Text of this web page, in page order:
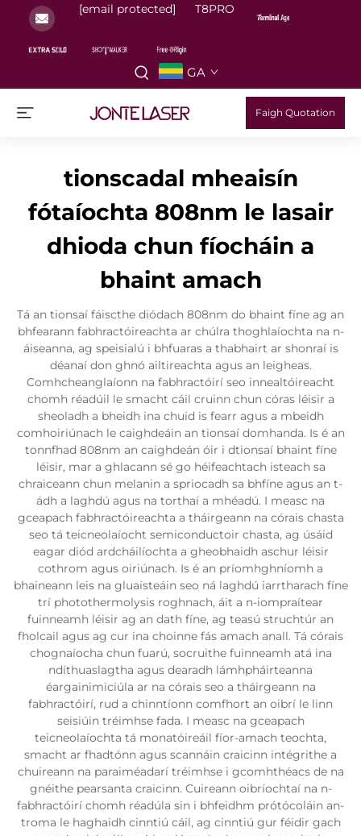
[email protected] T8PRO
GA
Faigh Quotation
tionscadal mheaisín
fótaíochta 808nm le lasair
dhioda chun fíocháin a
bhaint amach
Tá an tionsaí fáiscthe diódach 808nm do bhaint fíne ag an
bhfearann fabhractóireachta ar chúlra thoghlaíochta na n-
áiseanna, ag speisialú i bhfuaras a thabhairt ar shonraí is
déanaí don ghnó ailtireachta agus an leigheas.
Comhcheanglaíonn na fabhractóirí seo innealtóireacht
chomh réadúil le smacht cáil cruinn chun córas léisir a
sheoladh a bheidh ina chuid is fearr agus a mbeidh
comhoiriúnach le caighdeáin an tionsaí domhanda. Is é an
tonnfhad 808nm an caighdeán óir i dtionsaí bhaint fíne
léisir, mar a ghlacann sé go héifeachtach isteach sa
chraiceann chun melanin a spriocadh sa bhfíne agus an t-
ádh a laghdú agus na torthaí a mhéadú. I measc na
gceapach fabhractóireachta a tháirgeann na córais chasta
seo tá teicneolaíocht semiconductoir chasta, ag úsáid
eagar diód ardcháilíochta a gheobhaidh aschur léisir
cothrom agus oiriúnach. Is é an príomhghníomh a
bhaineann leis na gluaisteáin seo ná laghdú iarrtharach fíne
trí photothermolysis roghnach, áit a n-iompraítear
fuinneamh léisir ag an dath fíne, ag teasú struchtúr an
fholcail agus ag cur ina choinne fás amach anall. Tá córais
chognaíocha chun fuarú, socruithe fuinneamh atá ina
ndíthuaslagtha agus dearadh lámhpháirteanna
éargainimiciúla ar na córais seo a tháirgeann na
fabhractóirí, rud a chinntíonn comfhort an oibrí le linn
seisiúin tréimhse fada. I measc na gceapach
teicneolaíochta tá monatóireáil fíor-amach teochta,
smacht ar fhadtónn agus scannáin craicinn intégrithe a
chuireann na paraiméadarí tréimhse i gcomhthéacs de na
gnéithe pearsanta craicinn. Cuireann oibríochtaí na n-
fabhractóirí chomh réadúla sin i bhfeidhm prótócoláin an-
troma le haghaidh cinntiú cáil, ag cinntiú gur féidir gach